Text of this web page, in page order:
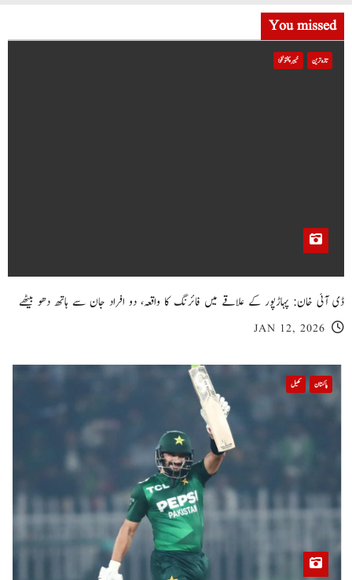
You missed
تازہ ترین خیبر پختونخوا
ڈی آئی خان: پہاڑپور کے علاقے میں فائرنگ کا واقعہ، دو افراد جان سے ہاتھ دھو بیٹھے
JAN 12, 2026
پاکستان کھیل